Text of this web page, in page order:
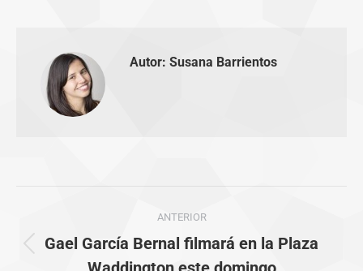
Autor: Susana Barrientos
entre
ANTERIOR
Publicación
Gael García Bernal filmará en la Plaza